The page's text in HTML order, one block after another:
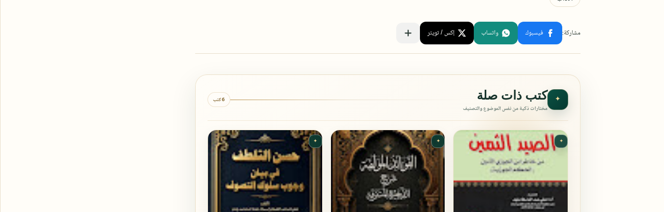
✦ كتب ذات صلة
مختارات ذكية من نفس الموضوع والتصنيف
6 كتب
✦
✦
✦